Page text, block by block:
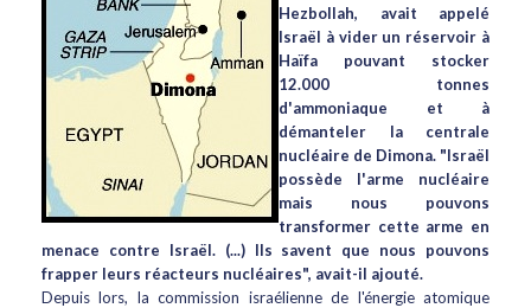
Hezbollah, avait appelé
Israël à vider un réservoir à
Haïfa pouvant stocker
12.000 tonnes
d'ammoniaque et à
démanteler la centrale
nucléaire de Dimona. "Israël
possède l'arme nucléaire
mais nous pouvons
transformer cette arme en
menace contre Israël. (...) Ils savent que nous pouvons
frapper leurs réacteurs nucléaires", avait-il ajouté.
Depuis lors, la commission israélienne de l'énergie atomique